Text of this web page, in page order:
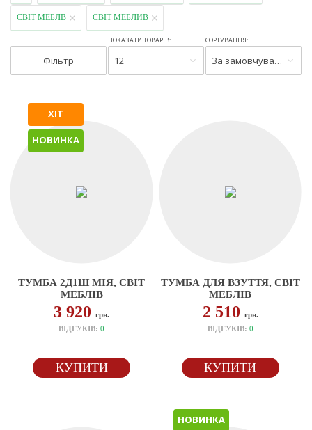
СВІТ МЕБЛВ СВІТ МЕБЛИВ
Фільтр
ПОКАЗАТИ ТОВАРІВ:
12
СОРТУВАННЯ:
За замовчуванням
ХІТ
НОВИНКА
ТУМБА 2Д1Ш МІЯ, СВІТ
МЕБЛІВ
3 920грн.
ВІДГУКІВ:0
КУПИТИ
ТУМБА ДЛЯ ВЗУТТЯ, СВІТ
МЕБЛІВ
2 510 грн.
ВІДГУКІВ: 0
КУПИТИ
НОВИНКА